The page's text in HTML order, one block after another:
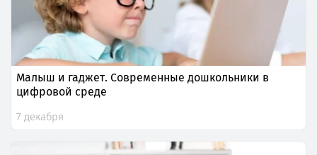
Малыш и гаджет. Современные дошкольники в
цифровой среде
7 декабря